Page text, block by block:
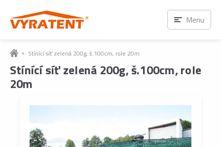
Stínící síť zelená 200g, š.100cm, role 20m
Stínící síť zelená 200g, š.100cm, role
20m
Menu